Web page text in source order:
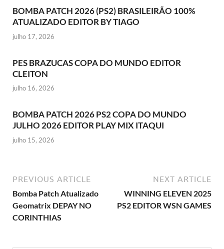
BOMBA PATCH 2026 (PS2) BRASILEIRÃO 100%
ATUALIZADO EDITOR BY TIAGO
julho 17, 2026
PES BRAZUCAS COPA DO MUNDO EDITOR
CLEITON
julho 16, 2026
BOMBA PATCH 2026 PS2 COPA DO MUNDO
JULHO 2026 EDITOR PLAY MIX ITAQUI
julho 15, 2026
PREVIOUS ARTICLE
Bomba Patch Atualizado
Geomatrix DEPAY NO
CORINTHIAS
NEXT ARTICLE
WINNING ELEVEN 2025
PS2 EDITOR WSN GAMES